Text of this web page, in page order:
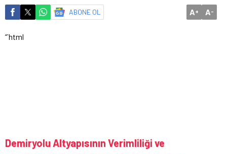
ABONE OL A+ A-
“`html
Demiryolu Altyapısının Verimliliği ve